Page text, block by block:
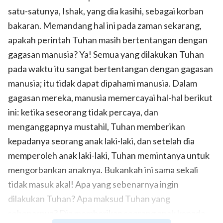
satu-satunya, Ishak, yang dia kasihi, sebagai korban
bakaran. Memandang hal ini pada zaman sekarang,
apakah perintah Tuhan masih bertentangan dengan
gagasan manusia? Ya! Semua yang dilakukan Tuhan
pada waktu itu sangat bertentangan dengan gagasan
manusia; itu tidak dapat dipahami manusia. Dalam
gagasan mereka, manusia memercayai hal-hal berikut
ini: ketika seseorang tidak percaya, dan
menganggapnya mustahil, Tuhan memberikan
kepadanya seorang anak laki-laki, dan setelah dia
memperoleh anak laki-laki, Tuhan memintanya untuk
mengorbankan anaknya. Bukankah ini sama sekali
tidak masuk akal! Apa yang sebenarnya ingin
dilakukan Tuhan? Apa maksud Tuhan yang